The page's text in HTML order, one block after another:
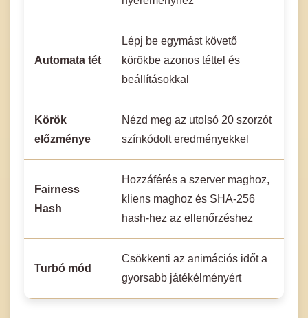
Automata tét
Lépj be egymást követő
körökbe azonos téttel és
beállításokkal
Körök
előzménye
Nézd meg az utolsó 20 szorzót
színkódolt eredményekkel
Fairness
Hash
Hozzáférés a szerver maghoz,
kliens maghoz és SHA-256
hash-hez az ellenőrzéshez
Turbó mód
Csökkenti az animációs időt a
gyorsabb játékélményért